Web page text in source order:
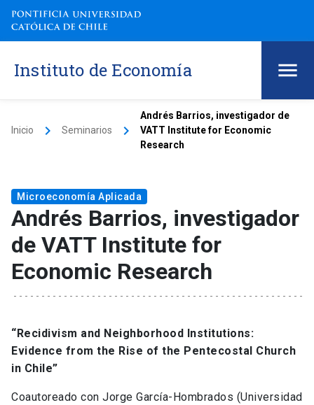
Instituto de Economía
Inicio keyboard_arrow_right Seminarios keyboard_arrow_right
Andrés Barrios, investigador de
VATT Institute for Economic
Research
Microeconomía Aplicada
Andrés Barrios, investigador
de VATT Institute for
Economic Research
“Recidivism and Neighborhood Institutions:
Evidence from the Rise of the Pentecostal Church
in Chile”
Coautoreado con Jorge García-Hombrados (Universidad